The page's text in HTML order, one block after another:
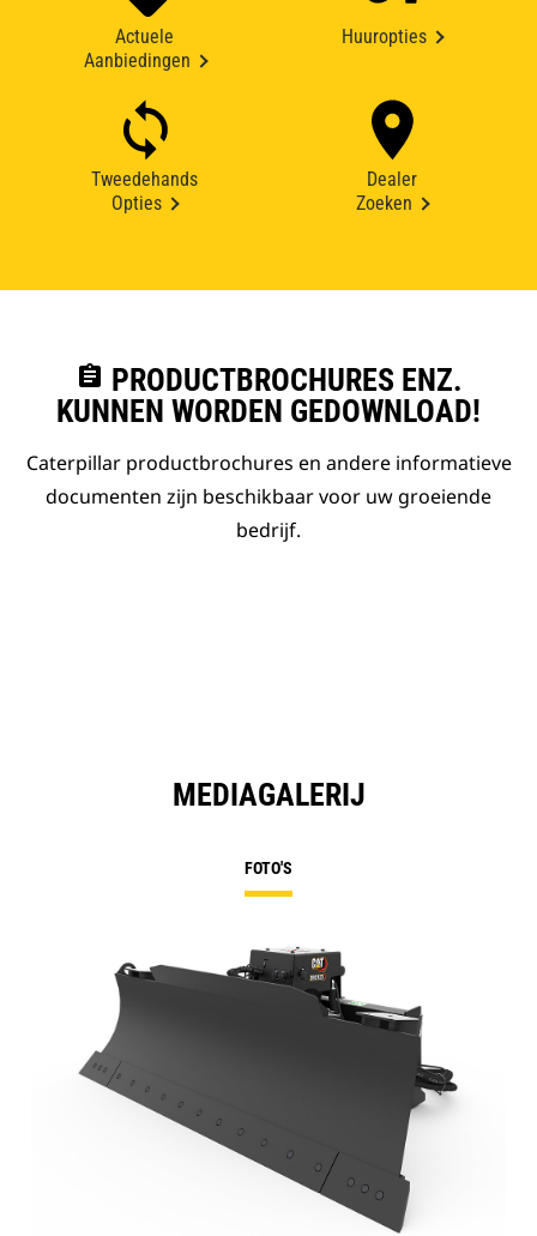
Actuele
Aanbiedingen
Huuropties
Tweedehands
Opties
Dealer
Zoeken
assignment PRODUCTBROCHURES ENZ.
KUNNEN WORDEN GEDOWNLOAD!
Caterpillar productbrochures en andere informatieve
documenten zijn beschikbaar voor uw groeiende
bedrijf.
MEDIAGALERIJ
FOTO'S